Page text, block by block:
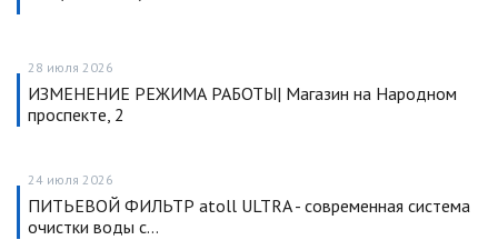
28 июля 2026
ИЗМЕНЕНИЕ РЕЖИМА РАБОТЫ| Магазин на Народном
проспекте, 2
24 июля 2026
ПИТЬЕВОЙ ФИЛЬТР atoll ULTRA - современная система
очистки воды с…